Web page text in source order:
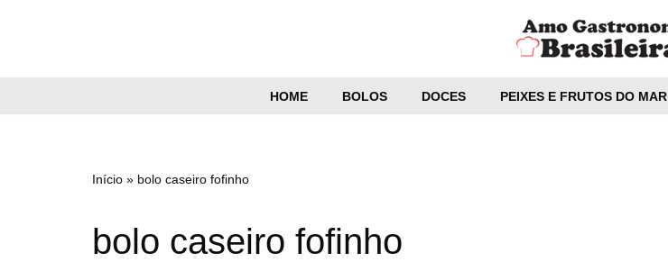
HOME BOLOS DOCES PEIXES E FRUTOS DO MAR
Início » bolo caseiro fofinho
bolo caseiro fofinho